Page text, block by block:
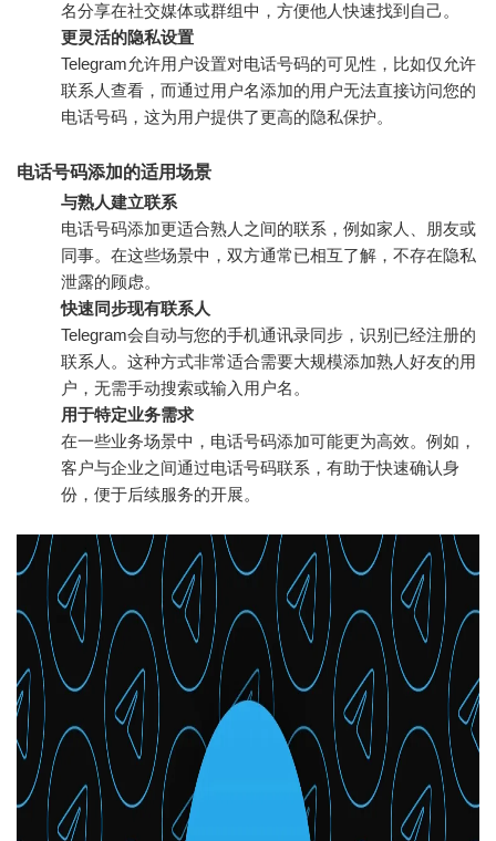
名分享在社交媒体或群组中，方便他人快速找到自己。
更灵活的隐私设置
Telegram允许用户设置对电话号码的可见性，比如仅允许
联系人查看，而通过用户名添加的用户无法直接访问您的
电话号码，这为用户提供了更高的隐私保护。
电话号码添加的适用场景
与熟人建立联系
电话号码添加更适合熟人之间的联系，例如家人、朋友或
同事。在这些场景中，双方通常已相互了解，不存在隐私
泄露的顾虑。
快速同步现有联系人
Telegram会自动与您的手机通讯录同步，识别已经注册的
联系人。这种方式非常适合需要大规模添加熟人好友的用
户，无需手动搜索或输入用户名。
用于特定业务需求
在一些业务场景中，电话号码添加可能更为高效。例如，
客户与企业之间通过电话号码联系，有助于快速确认身
份，便于后续服务的开展。